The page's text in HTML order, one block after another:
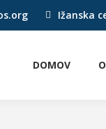
Ižanska
DOMOV